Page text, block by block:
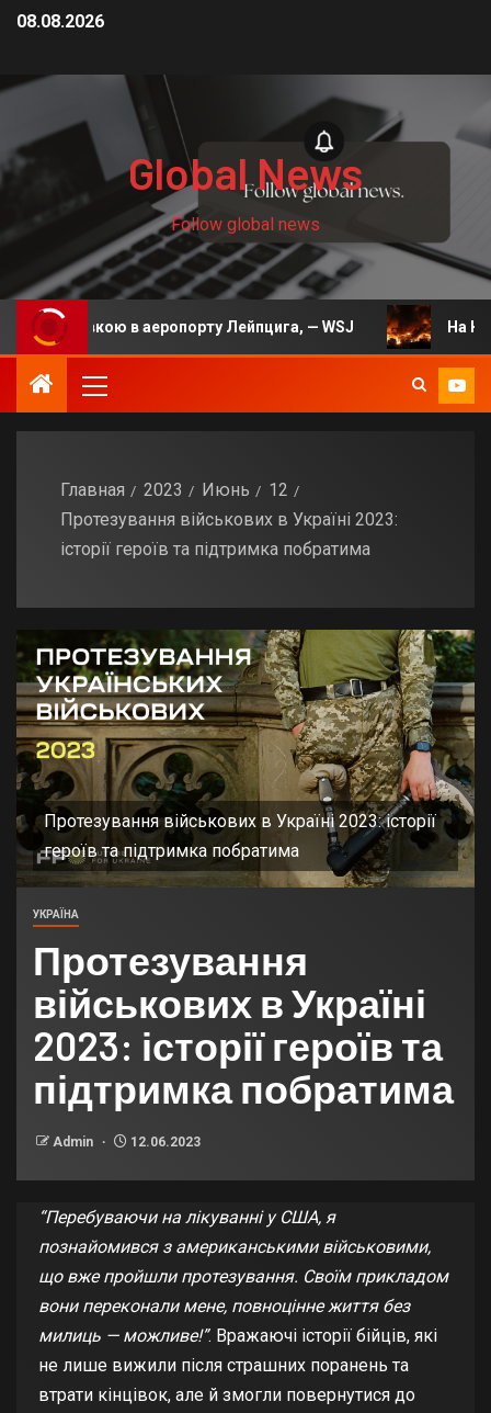
08.08.2026
Global News
Follow global news
в аеропорту Лейпцига, — WSJ На Київщині
Главная 2023 Июнь
12
Протезування військових в Україні 2023:
історії героїв та підтримка побратима
Протезування військових в Україні 2023: історії
героїв та підтримка побратима
УКРАЇНА
Протезування
військових в Україні
2023: історії героїв та
підтримка побратима
Admin 12.06.2023
“Перебуваючи на лікуванні у США, я
познайомився з американськими військовими,
що вже пройшли протезування. Своїм прикладом
вони переконали мене, повноцінне життя без
милиць — можливе!”. Вражаючі історії бійців, які
не лише вижили після страшних поранень та
втрати кінцівок, але й змогли повернутися до